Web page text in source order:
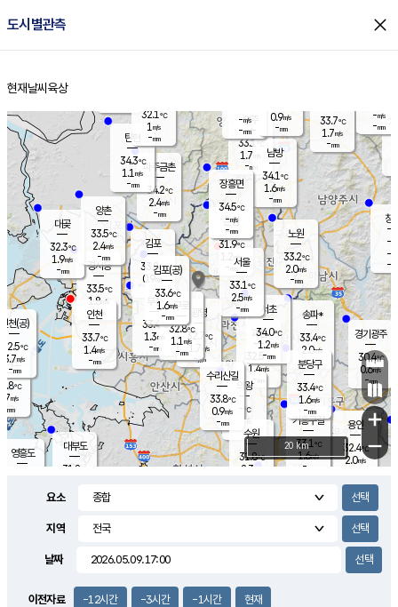
도시별관측 close
홈
현재날씨 육상
의도
℃
m/s
mm
영흥도
양주
33.1℃
1.7
-mm
과천
32.5℃
1.4m/s
- mm
용인
32.4℃
2.0m/s
경기광주
30.4℃
0.6m/s
-mm
2.2m/s
대부도
31.8
경서동
33.5℃
1.8 m/s
-mm
파주금촌
34.2℃
2.4m/s
-mm
33.7℃
1.7m/s
-mm
대곶
32.3℃
1.9m/s
-mm
창
-
-m/
-
탄현
34.3℃
1.1 m/s
-mm
-m/s
-mm
의왕
- ℃
m/s
mm
김포
33.8℃
0.9 m/s
mm
광명
32.7 ℃
1.7 m/s
-mm
부천
33.4℃
1.3m/s
-mm
양촌
33.5℃
2.4m/s
-mm
구로
32.8℃
1.1 m/s
-mm
은평
31.9℃
1.2 m/s
- mm
노원
33.2℃
2.0m/s
-mm
송파*
33.4℃
2.0m/s
-mm
서초
34.0℃
1.2m/s
-mm
남방
34.1℃
1.6m/s
-mm
기흥구갈
33.1℃
1.6m/s
-
수리산길
33.8℃
0.9m/s
-mm
분당구
33.4℃
1.6m/s
-mm
장흥면
34.5℃
-m/s
-mm
-m/s
-mm
인천(공)
32.5℃
3.7m/s
-mm
김포(공)
33.6℃
1.6m/s
-mm
수원
31.8℃
2.3 m/s
인천
33.7℃
1.4m/s
-mm
서울
33.1℃
2.5m/s
-mm
32.1℃
1 m/s
-mm
0.9m/s
-mm
+
−
20 km
요소
지역
날짜
이전자료 -12시간 -3시간 -1시간 현재